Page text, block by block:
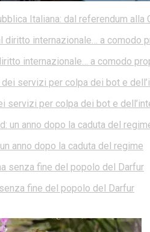
Italiana: dal referendum alla
internazionale… a comodo
servizi per colpa dei bot e
anno dopo la caduta del regime
fine del popolo del Darfur